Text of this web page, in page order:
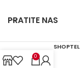
PRATITE NAS
SHOPTEL
0